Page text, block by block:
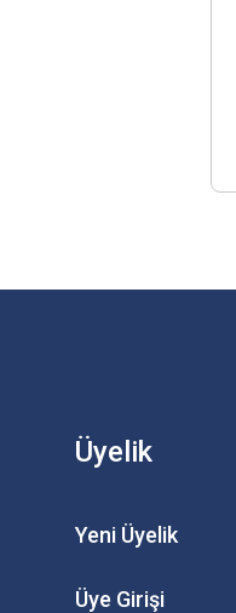
Üyelik
Yeni Üyelik
Üye Girişi